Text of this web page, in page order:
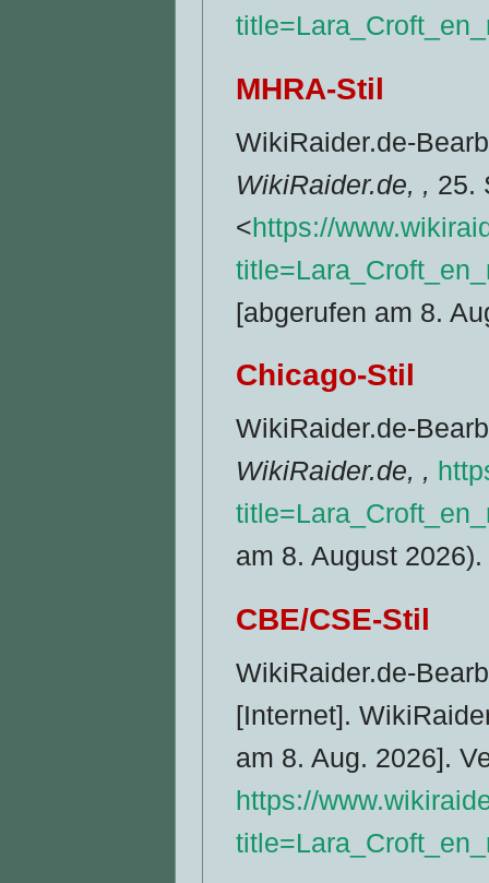
MHRA-Stil
WikiRaider.de-
WikiRaider.de, , 25.
<https://
[abgerufen am 8.
Chicago-Stil
WikiRaider.de-
WikiRaider.de, ,
am 8. August 2026).
CBE/CSE-Stil
WikiRaider.de-
[Internet].
am 8. Aug. 2026].
https://